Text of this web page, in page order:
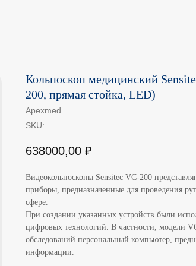
Кольпоскоп медицинский
200, прямая стойка, LED)
Apexmed
SKU:
638000,00 ₽
Видеокольпоскопы Sensitec VC-200
приборы, предназначенные для проведения
сфере.
При создании указанных устройств были
цифровых технологий. В частности, модели
обследований персональный компьютер,
информации.